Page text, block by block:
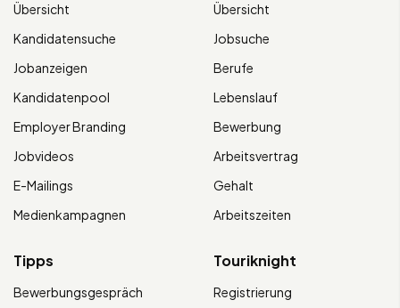
Übersicht
Kandidatensuche
Jobanzeigen
Kandidatenpool
Employer Branding
Jobvideos
E-Mailings
Medienkampagnen
Übersicht
Jobsuche
Berufe
Lebenslauf
Bewerbung
Arbeitsvertrag
Gehalt
Arbeitszeiten
Tipps
Bewerbungsgespräch
Touriknight
Registrierung